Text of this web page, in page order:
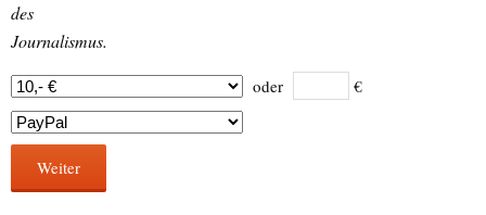
des
Journalismus.
oder €
Weiter